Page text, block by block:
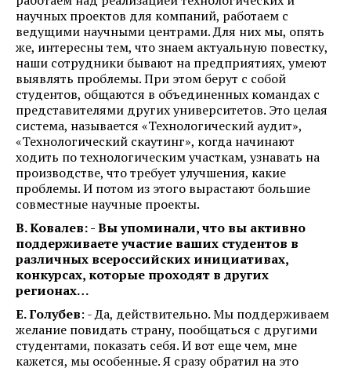
научных проектов для компаний, работаем с
ведущими научными центрами. Для них мы, опять
же, интересны тем, что знаем актуальную повестку,
наши сотрудники бывают на предприятиях, умеют
выявлять проблемы. При этом берут с собой
студентов, общаются в объединенных командах с
представителями других университетов. Это целая
система, называется «Технологический аудит»,
«Технологический скаутинг», когда начинают
ходить по технологическим участкам, узнавать на
производстве, что требует улучшения, какие
проблемы. И потом из этого вырастают большие
совместные научные проекты.
В. Ковалев: - Вы упоминали, что вы активно
поддерживаете участие ваших студентов в
различных всероссийских инициативах,
конкурсах, которые проходят в других
регионах…
Е. Голубев: - Да, действительно. Мы поддерживаем
желание повидать страну, пообщаться с другими
студентами, показать себя. И вот еще чем, мне
кажется, мы особенные. Я сразу обратил на это